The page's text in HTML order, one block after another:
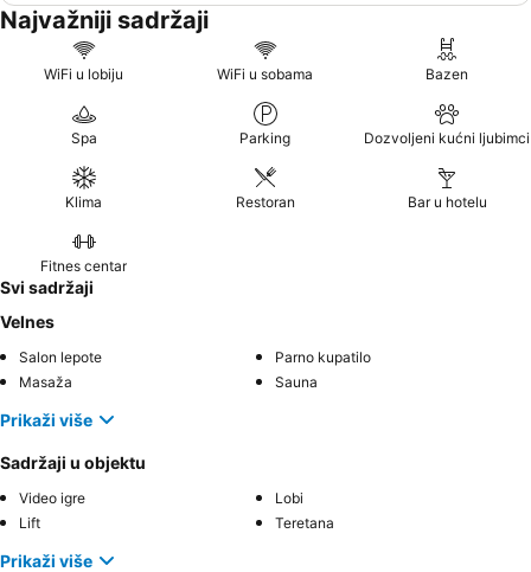
Najvažniji sadržaji
WiFi u lobiju WiFi u sobama Bazen
Spa Parking Dozvoljeni kućni ljubimci
Klima Restoran Bar u hotelu
Fitnes centar
Svi sadržaji
Velnes
Salon lepote
Parno kupatilo
Masaža
Sauna
Prikaži više
Sadržaji u objektu
Video igre
Lobi
Lift
Teretana
Prikaži više